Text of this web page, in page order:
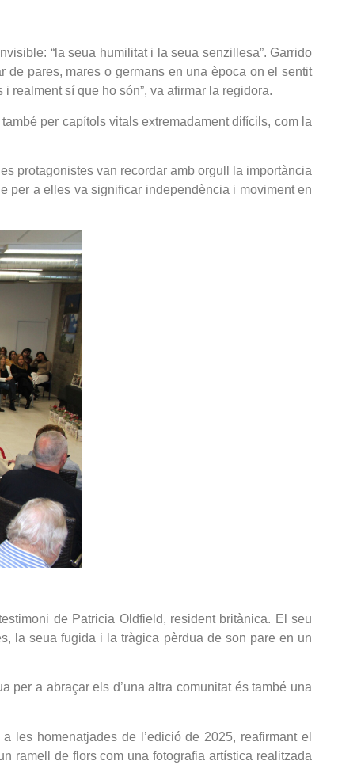
“la seua humilitat i la seua senzillesa”. Garrido
de pares, mares o germans en una època on el sentit
realment sí que ho són”, va afirmar la regidora.
per capítols vitals extremadament difícils, com la
protagonistes van recordar amb orgull la importància
per a elles va significar independència i moviment en
de Patricia Oldfield, resident britànica. El seu
la seua fugida i la tràgica pèrdua de son pare en un
per a abraçar els d’una altra comunitat és també una
les homenatjades de l’edició de 2025, reafirmant el
ramell de flors com una fotografia artística realitzada